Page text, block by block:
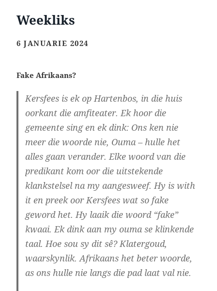
Weekliks
6 JANUARIE 2024
Fake Afrikaans?
Kersfees is ek op Hartenbos, in die huis
oorkant die amfiteater. Ek hoor die
gemeente sing en ek dink: Ons ken nie
meer die woorde nie, Ouma – hulle het
alles gaan verander. Elke woord van die
predikant kom oor die uitstekende
klankstelsel na my aangesweef. Hy is with
it en preek oor Kersfees wat so fake
geword het. Hy laaik die woord “fake”
kwaai. Ek dink aan my ouma se klinkende
taal. Hoe sou sy dit sê? Klatergoud,
waarskynlik. Afrikaans het beter woorde,
as ons hulle nie langs die pad laat val nie.